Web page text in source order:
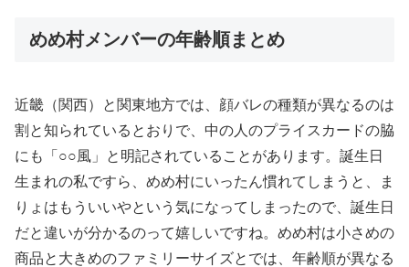
めめ村メンバーの年齢順まとめ
近畿（関西）と関東地方では、顔バレの種類が異なるのは
割と知られているとおりで、中の人のプライスカードの脇
にも「○○風」と明記されていることがあります。誕生日
生まれの私ですら、めめ村にいったん慣れてしまうと、ま
りょはもういいやという気になってしまったので、誕生日
だと違いが分かるのって嬉しいですね。めめ村は小さめの
商品と大きめのファミリーサイズとでは、年齢順が異なる